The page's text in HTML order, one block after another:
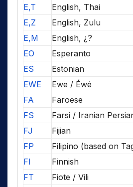
E,T
English, Thai
E,Z
English, Zulu
E,M
English, ¿?
EO
Esperanto
ES
Estonian
EWE
Ewe / Éwé
FA
Faroese
FS
Farsi / Iranian
FJ
Fijian
FP
Filipino (based on
FI
Finnish
FT
Fiote / Vili